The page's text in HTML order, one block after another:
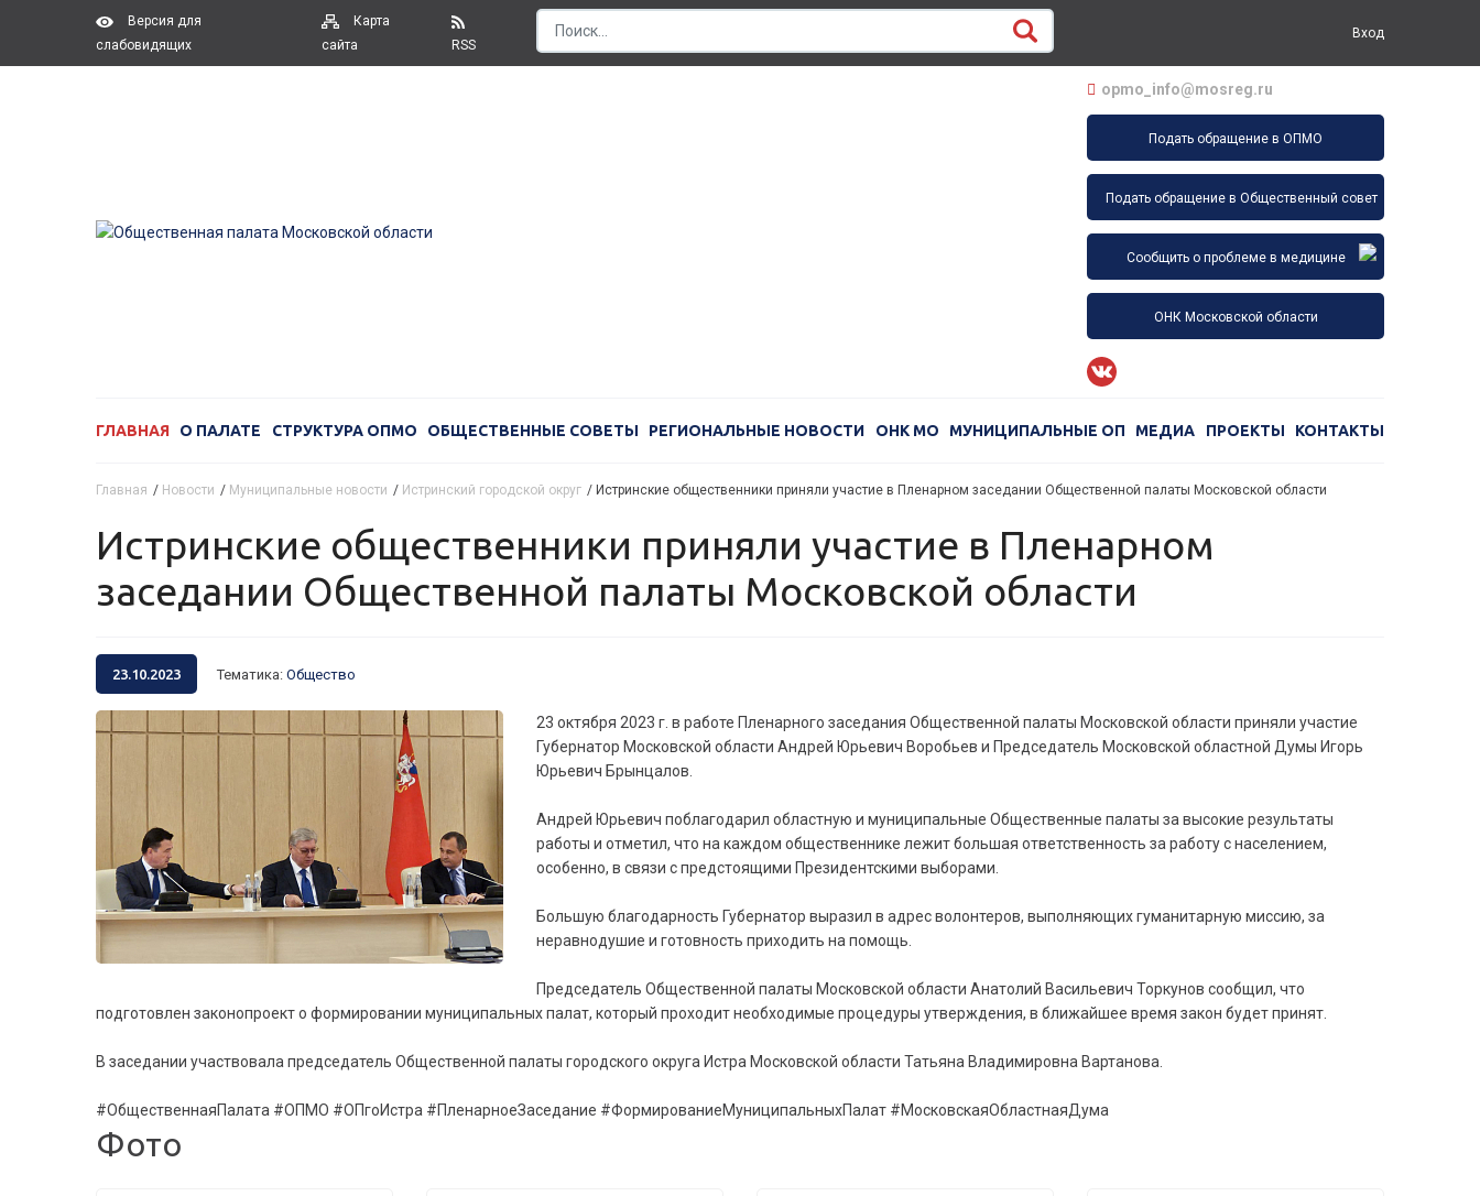
Версия для
слабовидящих
Карта
сайта
RSS
Вход
opmo_info@mosreg.ru
Подать обращение в ОПМО
Подать обращение в Общественный совет
Сообщить о проблеме в медицине
ОНК Московской области
ГЛАВНАЯ О ПАЛАТЕ СТРУКТУРА ОПМО ОБЩЕСТВЕННЫЕ СОВЕТЫ РЕГИОНАЛЬНЫЕ НОВОСТИ ОНК МО МУНИЦИПАЛЬНЫЕ ОП МЕДИА ПРОЕКТЫ КОНТАКТЫ
Главная / Новости / Муниципальные новости / Истринский городской округ / Истринские общественники приняли участие в Пленарном заседании Общественной палаты Московской области
Истринские общественники приняли участие в Пленарном
заседании Общественной палаты Московской области
23.10.2023 Тематика: Общество
23 октября 2023 г. в работе Пленарного заседания Общественной палаты Московской области приняли участие
Губернатор Московской области Андрей Юрьевич Воробьев и Председатель Московской областной Думы Игорь
Юрьевич Брынцалов.
Андрей Юрьевич поблагодарил областную и муниципальные Общественные палаты за высокие результаты
работы и отметил, что на каждом общественнике лежит большая ответственность за работу с населением,
особенно, в связи с предстоящими Президентскими выборами.
Большую благодарность Губернатор выразил в адрес волонтеров, выполняющих гуманитарную миссию, за
неравнодушие и готовность приходить на помощь.
Председатель Общественной палаты Московской области Анатолий Васильевич Торкунов сообщил, что
подготовлен законопроект о формировании муниципальных палат, который проходит необходимые процедуры утверждения, в ближайшее время закон будет принят.
В заседании участвовала председатель Общественной палаты городского округа Истра Московской области Татьяна Владимировна Вартанова.
#ОбщественнаяПалата #ОПМО #ОПгоИстра #ПленарноеЗаседание #ФормированиеМуниципальныхПалат #МосковскаяОбластнаяДума
Фото